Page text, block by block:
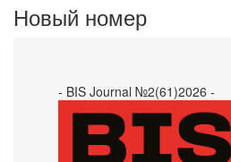
Новый номер
- BIS Journal №2(61)2026 -